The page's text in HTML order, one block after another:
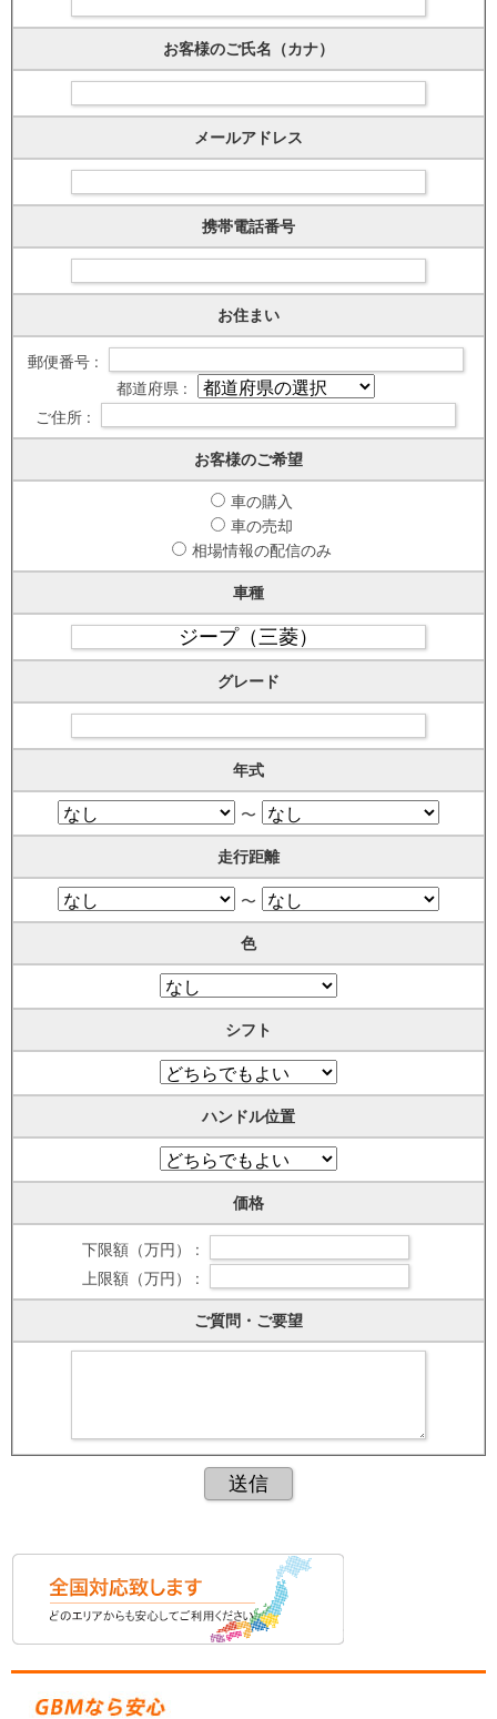
お客様のご氏名（カナ）
メールアドレス
携帯電話番号
お住まい
郵便番号 :
都道府県 :
ご住所 :
お客様のご希望
車の購入
車の売却
相場情報の配信のみ
車種
グレード
年式
〜
走行距離
〜
色
シフト
ハンドル位置
価格
下限額（万円） :
上限額（万円） :
ご質問・ご要望